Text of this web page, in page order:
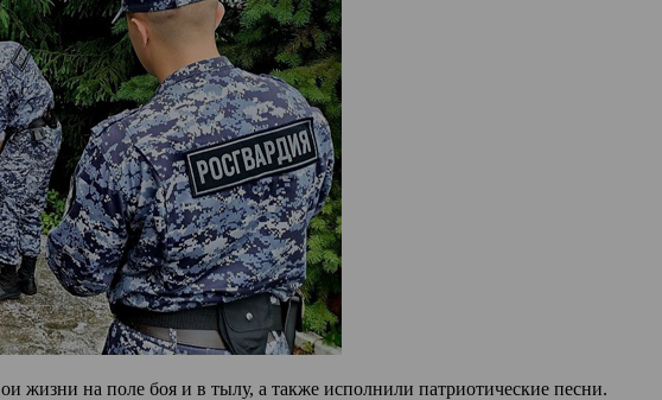
жизни на поле боя и в тылу, а также исполнили патриотические песни.